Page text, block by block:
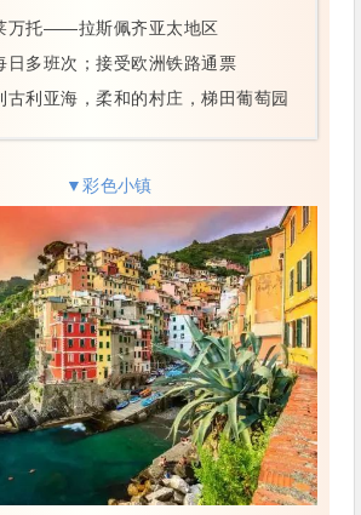
万托——拉斯佩齐亚太地区
日多班次；接受欧洲铁路通票
古利亚海，柔和的村庄，梯田葡萄园
▼彩色小镇